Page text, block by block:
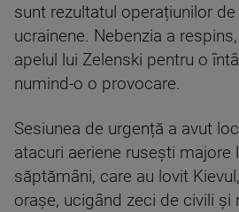
sunt rezultatul operațiunilor de
ucrainene. Nebenzia a
apelul lui Zelenski pentru o
numind-o o provocare.
Sesiunea de urgență a avut
atacuri aeriene rusești majore
săptămâni, care au lovit
orașe, ucigând zeci de civili și